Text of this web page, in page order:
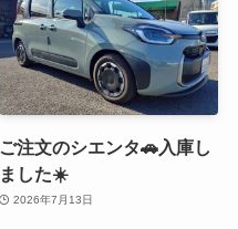
ご注文のシエンタ🚗入庫し
ました☀️
2026年7月13日